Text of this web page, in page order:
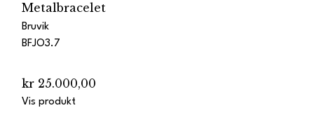
Metalbracelet
Bruvik
BFJO3.7
kr 25.000,00
Vis produkt